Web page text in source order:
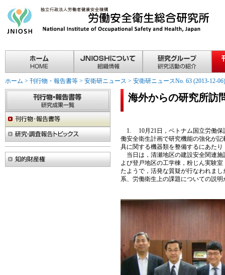
ホーム > 刊行物・報告書等 > 安衛研ニュース > 安衛研ニュースNo. 63 (2013-12-06)
海外からの研究所訪
1. 10月21日，ベトナム国立労働保
働安全衛生計画で研究機能の強化が
具に関する機器類を整備するにあた
当日は，清瀬地区の建設安全関連施
よび登戸地区の工学棟，粉じん実験
たようで，活発な質疑が行なわれま
系、労働衛生上の課題についての説